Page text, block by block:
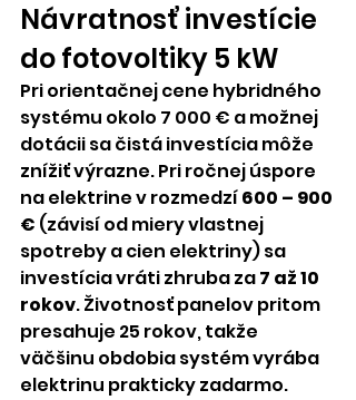
Návratnosť investície
do fotovoltiky 5 kW
Pri orientačnej cene hybridného
systému okolo 7 000 € a možnej
dotácii sa čistá investícia môže
znížiť výrazne. Pri ročnej úspore
na elektrine v rozmedzí 600 – 900
€ (závisí od miery vlastnej
spotreby a cien elektriny) sa
investícia vráti zhruba za 7 až 10
rokov. Životnosť panelov pritom
presahuje 25 rokov, takže
väčšinu obdobia systém vyrába
elektrinu prakticky zadarmo.